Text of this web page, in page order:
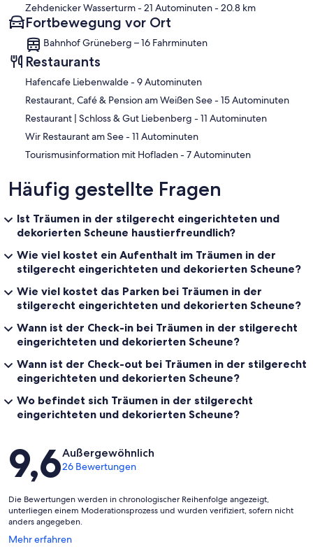
Zehdenicker Wasserturm- 21 Autominuten- 20.8 km
Fortbewegung vor Ort
Bahnhof Grüneberg – 16 Fahrminuten
Restaurants
‪Hafencafe Liebenwalde - ‬9 Autominuten
‪Restaurant, Café & Pension am Weißen See - ‬15 Autominuten
‪Restaurant | Schloss & Gut Liebenberg - ‬11 Autominuten
‪Wir Restaurant am See - ‬11 Autominuten
‪Tourismusinformation mit Hofladen - ‬7 Autominuten
Häufig gestellte Fragen
Ist Träumen in der stilgerecht eingerichteten und
dekorierten Scheune haustierfreundlich?
Wie viel kostet ein Aufenthalt im Träumen in der
stilgerecht eingerichteten und dekorierten Scheune?
Wie viel kostet das Parken bei Träumen in der
stilgerecht eingerichteten und dekorierten Scheune?
Wann ist der Check-in bei Träumen in der stilgerecht
eingerichteten und dekorierten Scheune?
Wann ist der Check-out bei Träumen in der stilgerecht
eingerichteten und dekorierten Scheune?
Wo befindet sich Träumen in der stilgerecht
eingerichteten und dekorierten Scheune?
Bewertungen
9,6Außergewöhnlich
26 Bewertungen
Die Bewertungen werden in chronologischer Reihenfolge angezeigt,
unterliegen einem Moderationsprozess und wurden verifiziert, sofern nicht
anders angegeben.
Mehr erfahren
Wird